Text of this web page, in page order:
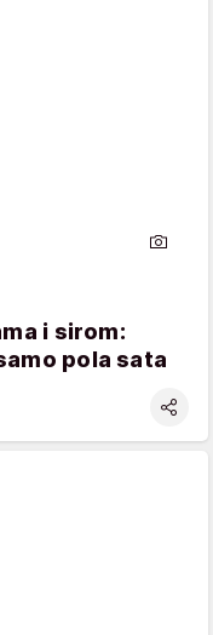
i sirom:
pola sata